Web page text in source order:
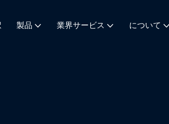
製品 業界サービス について